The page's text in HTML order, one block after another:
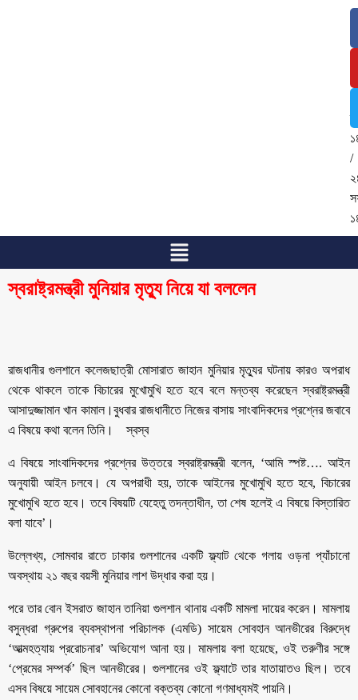
/
স্বরাষ্ট্রমন্ত্রী মুনিয়ার মৃত্যু নিয়ে যা বললেন
রাজধানীর গুলশানে কলেজছাত্রী মোসারাত জাহান মুনিয়ার মৃত্যুর ঘটনায় কারও অপরাধ
থেকে থাকলে তাকে বিচারের মুখোমুখি হতে হবে বলে মন্তব্য করেছেন স্বরাষ্ট্রমন্ত্রী
আসাদুজ্জামান খান কামাল।বুধবার রাজধানীতে নিজের বাসায় সাংবাদিকদের প্রশ্নের জবাবে
এ বিষয়ে কথা বলেন তিনি। স্বস্ব
এ বিষয়ে সাংবাদিকদের প্রশ্নের উত্তরে স্বরাষ্ট্রমন্ত্রী বলেন, ‘আমি স্পষ্ট…. আইন
অনুযায়ী আইন চলবে। যে অপরাধী হয়, তাকে আইনের মুখোমুখি হতে হবে, বিচারের
মুখোমুখি হতে হবে। তবে বিষয়টি যেহেতু তদন্তাধীন, তা শেষ হলেই এ বিষয়ে বিস্তারিত
বলা যাবে’।
উল্লেখ্য, সোমবার রাতে ঢাকার গুলশানের একটি ফ্ল্যাট থেকে গলায় ওড়না প্যাঁচানো
অবস্থায় ২১ বছর বয়সী মুনিয়ার লাশ উদ্ধার করা হয়।
পরে তার বোন ইসরাত জাহান তানিয়া গুলশান থানায় একটি মামলা দায়ের করেন। মামলায়
বসুন্ধরা গ্রুপের ব্যবস্থাপনা পরিচালক (এমডি) সায়েম সোবহান আনভীরের বিরুদ্ধে
‘আত্মহত্যায় প্ররোচনার’ অভিযোগ আনা হয়। মামলায় বলা হয়েছে, ওই তরুণীর সঙ্গে
‘প্রেমের সম্পর্ক’ ছিল আনভীরের। গুলশানের ওই ফ্ল্যাটে তার যাতায়াতও ছিল। তবে
এসব বিষয়ে সায়েম সোবহানের কোনো বক্তব্য কোনো গণমাধ্যমই পায়নি।